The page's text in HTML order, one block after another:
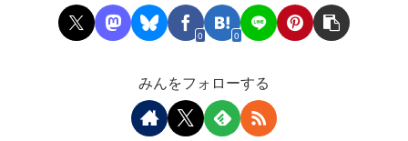
0 0
みんをフォローする